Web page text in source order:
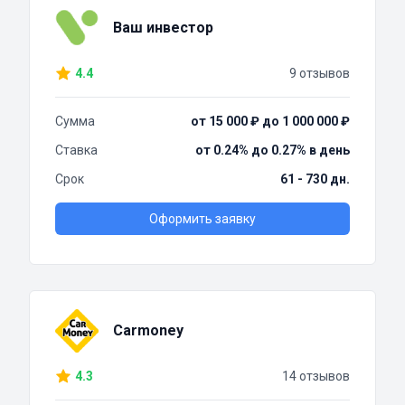
Ваш инвестор
4.4 9 отзывов
Сумма
от 15 000 ₽ до 1 000 000 ₽
Ставка
от 0.24% до 0.27% в день
Срок
61 - 730 дн.
Оформить заявку
Carmoney
4.3 14 отзывов